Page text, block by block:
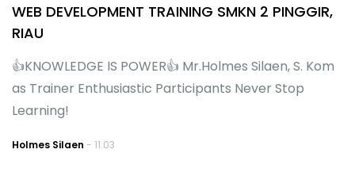
WEB DEVELOPMENT TRAINING SMKN 2 PINGGIR,
RIAU
👍KNOWLEDGE IS POWER👍 Mr.Holmes Silaen, S. Kom
as Trainer Enthusiastic Participants Never Stop
Learning!
Holmes Silaen - 11.03